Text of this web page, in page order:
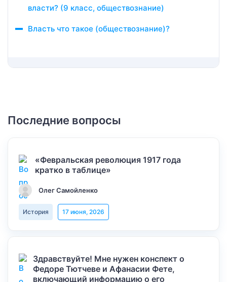
власти? (9 класс, обществознание)
Власть что такое (обществознание)?
Последние вопросы
«Февральская революция 1917 года
кратко в таблице»
Олег Самойленко
История 17 июня, 2026
Здравствуйте! Мне нужен конспект о
Федоре Тютчеве и Афанасии Фете,
включающий информацию о его